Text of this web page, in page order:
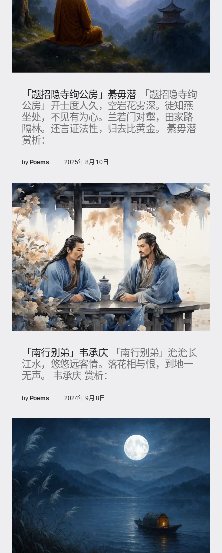
「题招隐寺绚公房」綦毋潜
「题招隐寺绚
公房」开士度人久，空岩花雾深。徒知燕
坐处，不见有为心。兰若门对壑，田家路
隔林。还言证法性，归去比黄金。 綦毋潜
赏析：
by Poems 2025年 8月 10日
「南行别弟」韦承庆
「南行别弟」澹澹长
江水，悠悠远客情。落花相与恨，到地一
无声。 韦承庆 赏析：
by Poems 2024年 9月 8日